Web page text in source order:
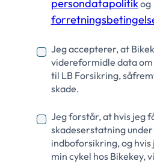
persondatapolitikog
Jeg accepterer, at
videreformidle data
til LB Forsikring,
skade.
Jeg forstår, at hvis jeg
skadeserstatning
indboforsikring, og
min cykel hos Bikekey,